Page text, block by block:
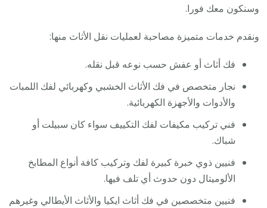
وسنكون معك فورا.
ونقدم خدمات متميزة مصاحبة لعمليات نقل الأثاث منها:
فك أثاث أو عفش حسب نوعه قبل نقله.
نجار متخصص في فك الأثاث الخشبي وكهربائي لفك اللمبات
والأدوات والأجهزة الكهربائية.
فني تركيب مكيفات لفك التكييف سواء كان سبيلت أو
شباك.
فنيين ذوي خبرة كبيرة لفك وتركيب كافة أنواع المطابخ
الألوميتال دون حدوث أي تلف فيها.
فنيين متخصصين في فك أثاث ايكيا والأثاث الأيطالي وغيرهم